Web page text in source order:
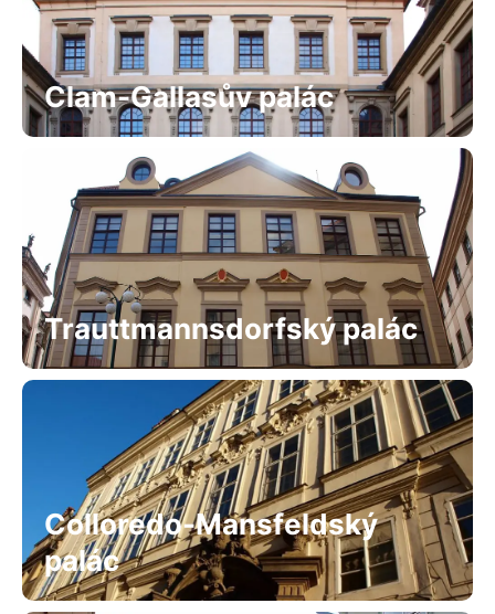
Clam-Gallasův palác
Trauttmannsdorfský palác
Colloredo-Mansfeldský
palác